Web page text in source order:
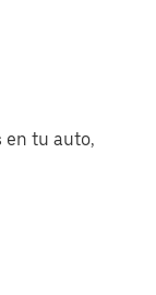
en tu auto,